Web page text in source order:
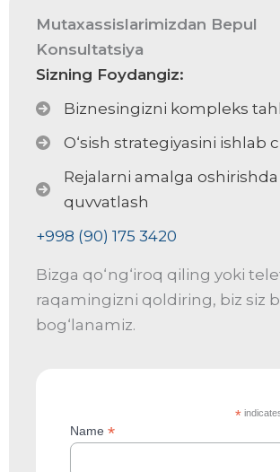
Mutaxassislarimizdan Bepul
Konsultatsiya
Sizning Foydangiz:
Biznesingizni kompleks
O‘sish strategiyasini ishlab
Rejalarni amalga oshirishda
quvvatlash
+998 (90) 175 3420
Bizga qo‘ng‘iroq qiling yoki
raqamingizni qoldiring, biz siz
bog‘lanamiz.
*
Name *